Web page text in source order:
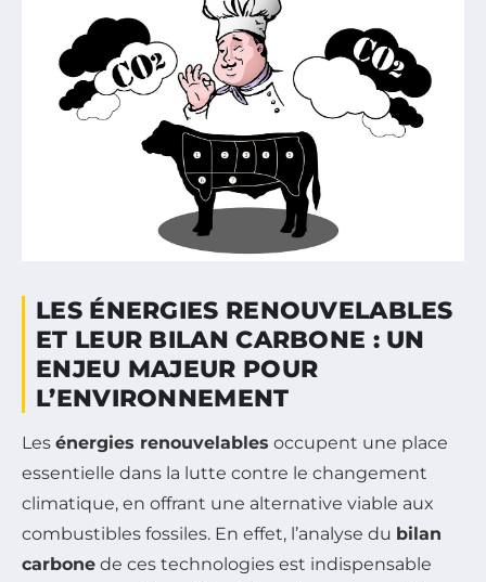
LES ÉNERGIES RENOUVELABLES
ET LEUR BILAN CARBONE : UN
ENJEU MAJEUR POUR
L’ENVIRONNEMENT
Les énergies renouvelables occupent une place
essentielle dans la lutte contre le changement
climatique, en offrant une alternative viable aux
combustibles fossiles. En effet, l’analyse du bilan
carbone de ces technologies est indispensable